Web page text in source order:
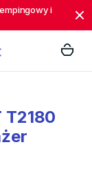
i
T2180